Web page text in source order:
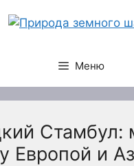
Меню
Стамбул:
Европой и